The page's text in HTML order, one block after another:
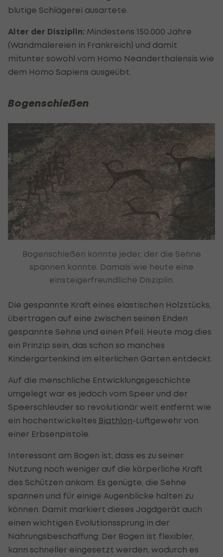
blutige Schlägerei ausartete.
Alter der Disziplin: Mindestens 150.000 Jahre
(Wandmalereien in Frankreich) und damit
mitunter sowohl vom Homo Neanderthalensis wie
dem Homo Sapiens ausgeübt.
Bogenschießen
Bogenschießen konnte jeder, der die Sehne
spannen konnte. Damals wie heute eine
einsteigerfreundliche Disziplin.
Die gespannte Kraft eines elastischen Holzstücks,
übertragen auf eine zwischen seinen Enden
gespannte Sehne und einen Pfeil. Heute mag dies
ein Prinzip sein, das schon so manches
Kindergartenkind im elterlichen Garten entdeckt.
Auf die menschliche Entwicklungsgeschichte
umgelegt war es jedoch vom Speer und der
Speerschleuder so revolutionär weit entfernt wie
ein hochentwickeltes Biathlon-Luftgewehr von
einer Erbsenpistole.
Interessant am Bogen ist, dass es zu seiner
Nutzung noch weniger auf die körperliche Kraft
des Schützen ankam. Es genügte, die Sehne
spannen und für einige Augenblicke halten zu
können. Damit markiert dieses Jagdgerät auch
einen wichtigen Evolutionssprung in der
Nahrungsbeschaffung: Der Bogen ist flexibler,
kann schneller eingesetzt werden, wodurch es